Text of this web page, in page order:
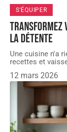
S'ÉQUIPER
Transformez
la détente
Une cuisine n'a
recettes et
12 mars 2026